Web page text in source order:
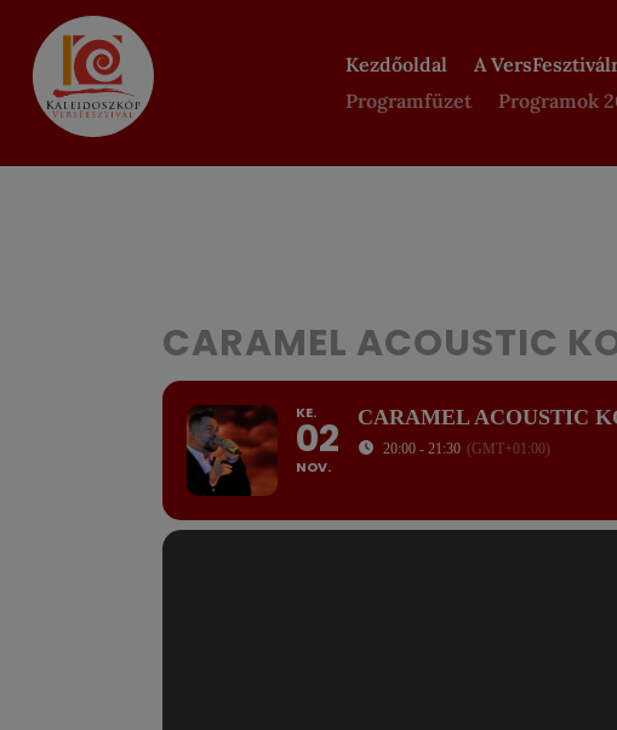
Kezdőoldal A
Programfüzet
Programok
CARAMEL ACOUSTIC
KE.
02
NOV.
CARAMEL ACOUSTIC
20:00 - 21:30 (GMT+01:00)